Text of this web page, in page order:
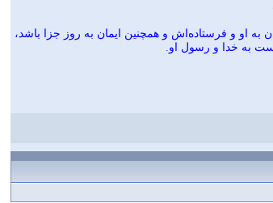
او و فرستاده‌اش و همچنين ايمان به روز جزا باشد،
به خدا و رسول او.